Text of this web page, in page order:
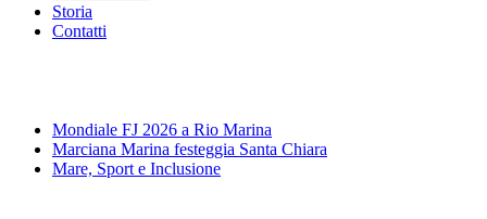
Storia
Contatti
Mondiale FJ 2026 a Rio Marina
Marciana Marina festeggia Santa Chiara
Mare, Sport e Inclusione